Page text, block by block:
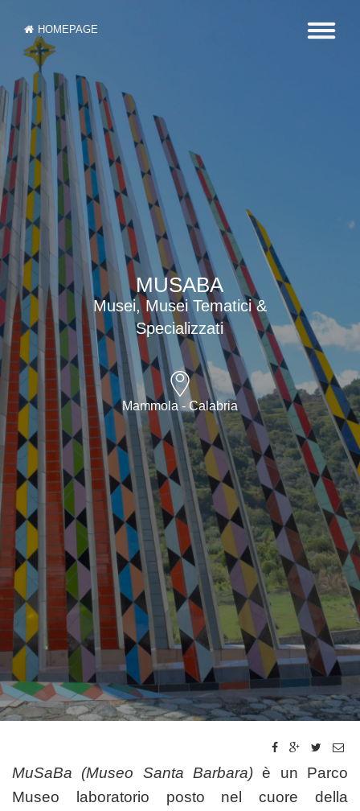
HOMEPAGE
MUSABA
Musei, Musei Tematici &
Specializzati
Mammola - Calabria
MuSaBa (Museo Santa Barbara) è un Parco
Museo laboratorio posto nel cuore della